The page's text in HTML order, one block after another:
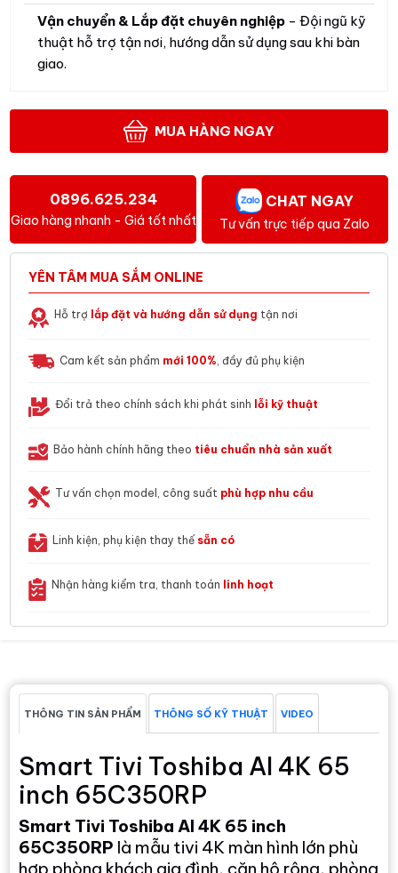
Vận chuyển & Lắp đặt chuyên nghiệp - Đội ngũ kỹ
thuật hỗ trợ tận nơi, hướng dẫn sử dụng sau khi bàn
giao.
MUA HÀNG NGAY
0896.625.234
Giao hàng nhanh - Giá tốt nhất
CHAT NGAY
Tư vấn trực tiếp qua Zalo
YÊN TÂM MUA SẮM ONLINE
Hỗ trợ lắp đặt và hướng dẫn sử dụng tận nơi
Cam kết sản phẩm mới 100% , đầy đủ phụ kiện
Đổi trả theo chính sách khi phát sinh lỗi kỹ thuật
Bảo hành chính hãng theo tiêu chuẩn nhà sản xuất
Tư vấn chọn model, công suất phù hợp nhu cầu
Linh kiện, phụ kiện thay thế sẵn có
Nhận hàng kiểm tra, thanh toán linh hoạt
THÔNG TIN SẢN PHẨM THÔNG SỐ KỸ THUẬT VIDEO
Smart Tivi Toshiba AI 4K 65
inch 65C350RP
Smart Tivi Toshiba AI 4K 65 inch
65C350RP là mẫu tivi 4K màn hình lớn phù
hợp phòng khách gia đình, căn hộ rộng, phòng